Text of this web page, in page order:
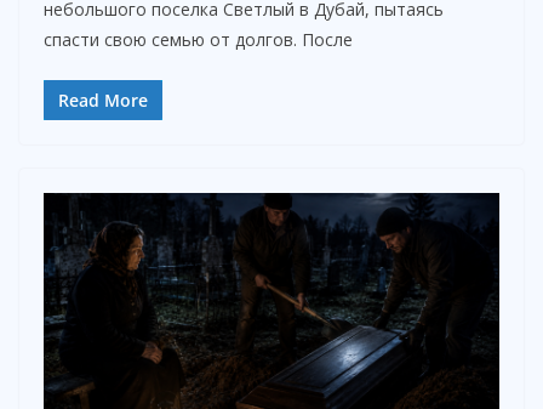
небольшого поселка Светлый в Дубай, пытаясь
спасти свою семью от долгов. После
Read More